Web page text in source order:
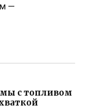
—
с топливом